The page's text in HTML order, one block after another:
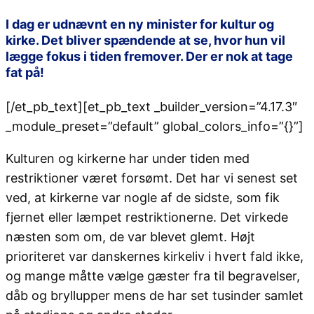
I dag er udnævnt en ny minister for kultur og
kirke. Det bliver spændende at se, hvor hun vil
lægge fokus i tiden fremover. Der er nok at tage
fat på!
[/et_pb_text][et_pb_text _builder_version=”4.17.3″
_module_preset=”default” global_colors_info=”{}”]
Kulturen og kirkerne har under tiden med
restriktioner været forsømt. Det har vi senest set
ved, at kirkerne var nogle af de sidste, som fik
fjernet eller læmpet restriktionerne. Det virkede
næsten som om, de var blevet glemt. Højt
prioriteret var danskernes kirkeliv i hvert fald ikke,
og mange måtte vælge gæster fra til begravelser,
dåb og bryllupper mens de har set tusinder samlet